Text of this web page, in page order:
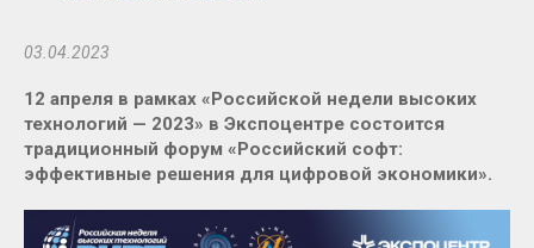
03.04.2023
12 апреля в рамках «Российской недели высоких
технологий — 2023» в Экспоцентре состоится
традиционный форум «Российский софт:
эффективные решения для цифровой экономики».